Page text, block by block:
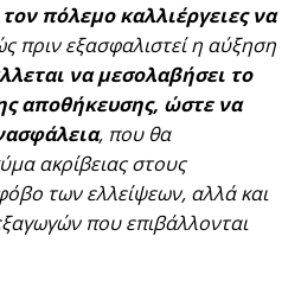
πόλεμο καλλιέργειες να
πριν εξασφαλιστεί η αύξηση
να μεσολαβήσει το
αποθήκευσης, ώστε να
, που θα
ακρίβειας στους
των ελλείψεων, αλλά και
που επιβάλλονται